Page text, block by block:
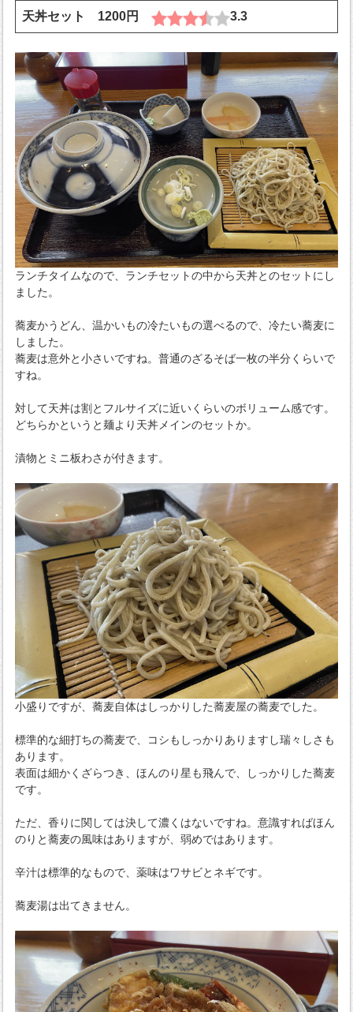
天丼セット 1200円 3.3
ランチタイムなので、ランチセットの中から天丼とのセットにし
ました。
蕎麦かうどん、温かいもの冷たいもの選べるので、冷たい蕎麦に
しました。
蕎麦は意外と小さいですね。普通のざるそば一枚の半分くらいで
すね。
対して天丼は割とフルサイズに近いくらいのボリューム感です。
どちらかというと麺より天丼メインのセットか。
漬物とミニ板わさが付きます。
小盛りですが、蕎麦自体はしっかりした蕎麦屋の蕎麦でした。
標準的な細打ちの蕎麦で、コシもしっかりありますし瑞々しさも
あります。
表面は細かくざらつき、ほんのり星も飛んで、しっかりした蕎麦
です。
ただ、香りに関しては決して濃くはないですね。意識すればほん
のりと蕎麦の風味はありますが、弱めではあります。
辛汁は標準的なもので、薬味はワサビとネギです。
蕎麦湯は出てきません。